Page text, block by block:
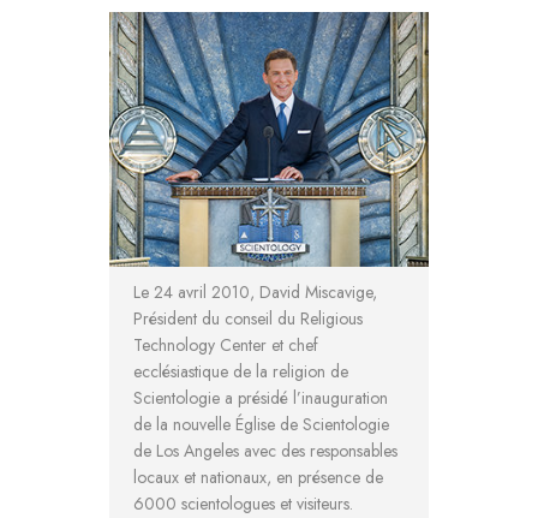
Le 24 avril 2010, David Miscavige,
Président du conseil du Religious
Technology Center et chef
ecclésiastique de la religion de
Scientologie a présidé l’inauguration
de la nouvelle Église de Scientologie
de Los Angeles avec des responsables
locaux et nationaux, en présence de
6000 scientologues et visiteurs.